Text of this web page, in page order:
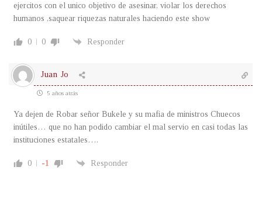
ejercitos con el unico objetivo de asesinar, violar los derechos
humanos ,saquear riquezas naturales haciendo este show
0 0 Responder
Juan Jo
5 años atrás
Ya dejen de Robar señor Bukele y su mafia de ministros Chuecos
inútiles… que no han podido cambiar el mal servio en casi todas las
instituciones estatales….
0 -1 Responder